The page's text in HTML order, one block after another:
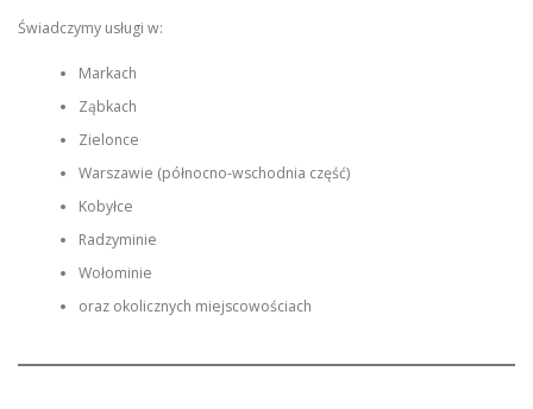
Świadczymy usługi w:
Markach
Ząbkach
Zielonce
Warszawie (północno-wschodnia część)
Kobyłce
Radzyminie
Wołominie
oraz okolicznych miejscowościach